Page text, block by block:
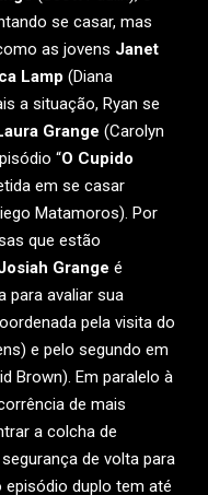
se casar, mas
as jovens Janet
Lamp (Diana
a situação, Ryan se
Grange (Carolyn
“O Cupido
em se casar
Matamoros). Por
que estão
Grange é
para avaliar sua
pela visita do
e pelo segundo em
Brown). Em paralelo à
de mais
a colcha de
de volta para
episódio duplo tem até